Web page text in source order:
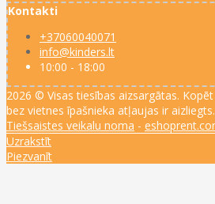
Kontakti
+37060040071
info@kinders.lt
10:00 - 18:00
2026 © Visas tiesības aizsargātas.
bez vietnes īpašnieka atļaujas ir aizliegts.
Tiešsaistes veikalu noma -
Uzrakstīt
Piezvanīt